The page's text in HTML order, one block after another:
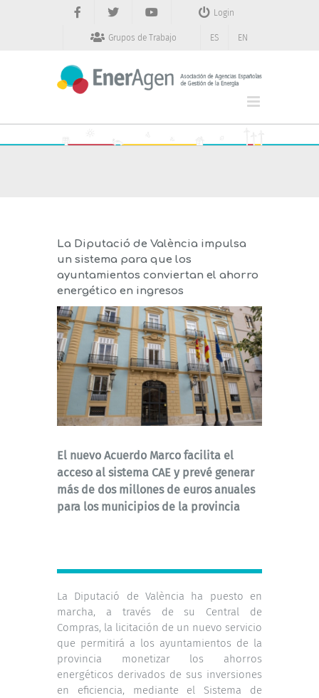
Login
Grupos de Trabajo ES EN
La Diputació de València impulsa
un sistema para que los
ayuntamientos conviertan el ahorro
energético en ingresos
El nuevo Acuerdo Marco facilita el
acceso al sistema CAE y prevé generar
más de dos millones de euros anuales
para los municipios de la provincia
La Diputació de València ha puesto en
marcha, a través de su Central de
Compras, la licitación de un nuevo servicio
que permitirá a los ayuntamientos de la
provincia monetizar los ahorros
energéticos derivados de sus inversiones
en eficiencia, mediante el Sistema de